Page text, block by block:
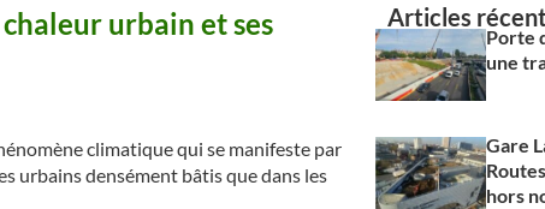
urbain et ses
climatique qui se manifeste par
urbains densément bâtis que dans les
Articles
Porte
une
Gare
hors